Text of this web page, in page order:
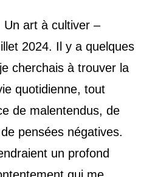
Un art à cultiver –
2024. Il y a quelques
cherchais à trouver la
quotidienne, tout
de malentendus, de
pensées négatives.
un profond